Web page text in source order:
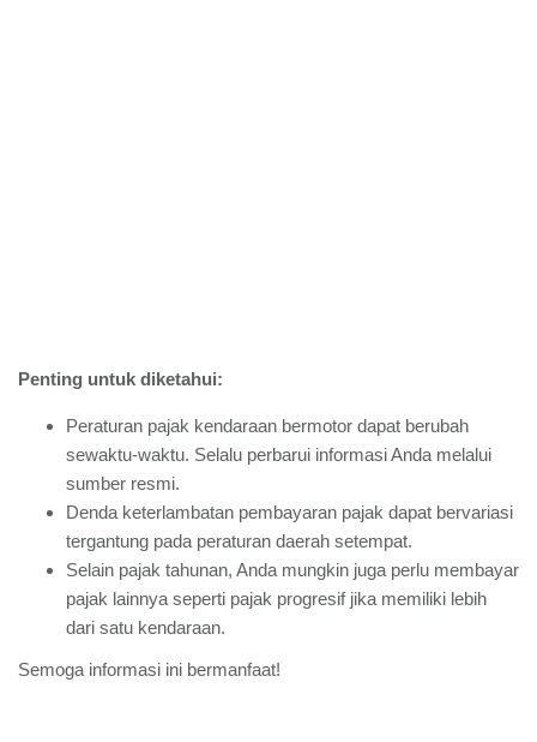
Penting untuk diketahui:
Peraturan pajak kendaraan bermotor dapat berubah
sewaktu-waktu. Selalu perbarui informasi Anda melalui
sumber resmi.
Denda keterlambatan pembayaran pajak dapat bervariasi
tergantung pada peraturan daerah setempat.
Selain pajak tahunan, Anda mungkin juga perlu membayar
pajak lainnya seperti pajak progresif jika memiliki lebih
dari satu kendaraan.
Semoga informasi ini bermanfaat!